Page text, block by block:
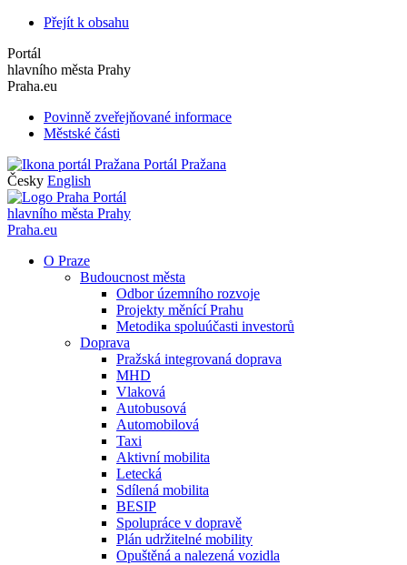
Přejít k obsahu
Portál
hlavního města Prahy
Praha.eu
Povinně zveřejňované informace
Městské části
Portál Pražana
Česky English
Portál
hlavního města Prahy
Praha.eu
O Praze
Budoucnost města
Odbor územního rozvoje
Projekty měnící Prahu
Metodika spoluúčasti investorů
Doprava
Pražská integrovaná doprava
MHD
Vlaková
Autobusová
Automobilová
Taxi
Aktivní mobilita
Letecká
Sdílená mobilita
BESIP
Spolupráce v dopravě
Plán udržitelné mobility
Opuštěná a nalezená vozidla